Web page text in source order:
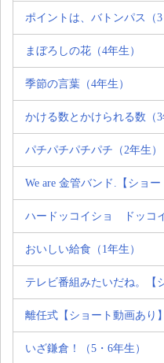
ポイントは、バトンパス（3
まぼろしの花（4年生）
季節の言葉（4年生）
かける数とかけられる数（3
パチパチパチパチ（2年生）
We are 金管バンド.【ショー
ハードッコイショ ドッコ
おいしい給食（1年生）
テレビ番組みたいだね。【
離任式【ショート動画あり】
いざ鎌倉！（5・6年生）